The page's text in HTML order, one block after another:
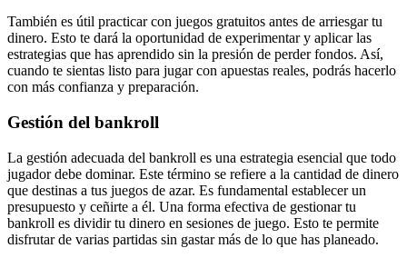
También es útil practicar con juegos gratuitos antes de arriesgar tu
dinero. Esto te dará la oportunidad de experimentar y aplicar las
estrategias que has aprendido sin la presión de perder fondos. Así,
cuando te sientas listo para jugar con apuestas reales, podrás hacerlo
con más confianza y preparación.
Gestión del bankroll
La gestión adecuada del bankroll es una estrategia esencial que todo
jugador debe dominar. Este término se refiere a la cantidad de dinero
que destinas a tus juegos de azar. Es fundamental establecer un
presupuesto y ceñirte a él. Una forma efectiva de gestionar tu
bankroll es dividir tu dinero en sesiones de juego. Esto te permite
disfrutar de varias partidas sin gastar más de lo que has planeado.